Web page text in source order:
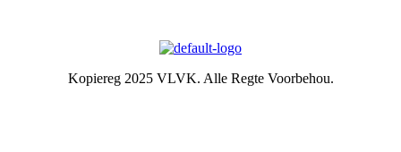
Kopiereg 2025 VLVK. Alle Regte Voorbehou.